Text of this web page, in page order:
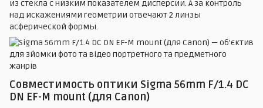
из стекла с низким показателем дисперсии. А за контроль
над искажениями геометрии отвечают 2 линзы
асферической формы.
Совместимость оптики Sigma 56mm F/1.4 DC
DN EF-M mount (для Canon)